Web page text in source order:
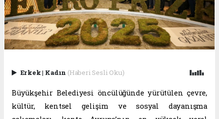
Erkek| Kadın (Haberi Sesli Oku)
Büyükşehir Belediyesi öncülüğünde yürütülen çevre,
kültür, kentsel gelişim ve sosyal dayanışma